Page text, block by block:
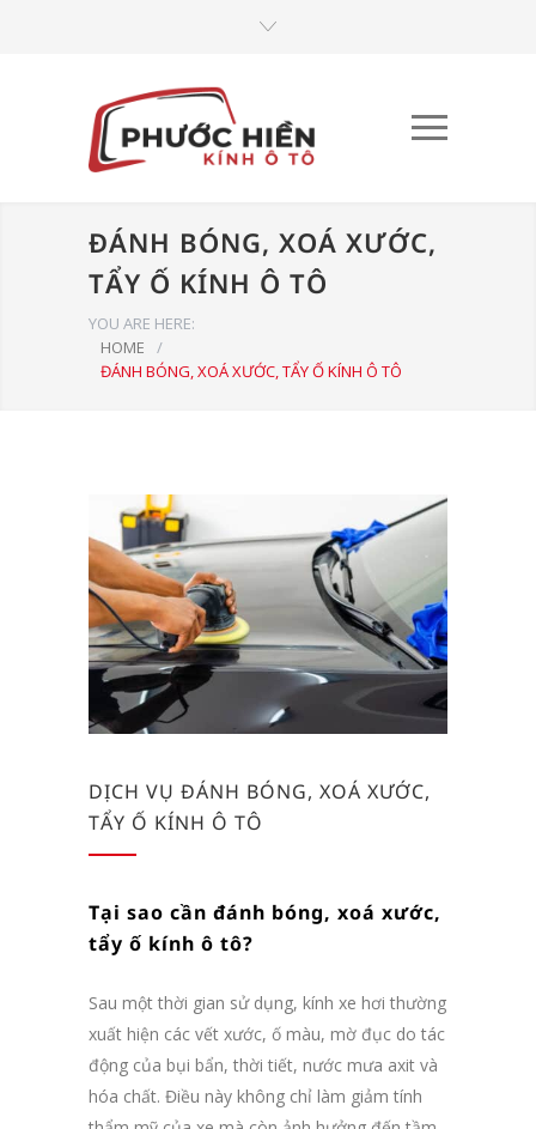
ĐÁNH BÓNG, XOÁ XƯỚC,
TẨY Ố KÍNH Ô TÔ
YOU ARE HERE:
HOME
/
ĐÁNH BÓNG, XOÁ XƯỚC, TẨY Ố KÍNH Ô TÔ
DỊCH VỤ ĐÁNH BÓNG, XOÁ XƯỚC,
TẨY Ố KÍNH Ô TÔ
Tại sao cần đánh bóng, xoá xước,
tẩy ố kính ô tô?
Sau một thời gian sử dụng, kính xe hơi thường
xuất hiện các vết xước, ố màu, mờ đục do tác
động của bụi bẩn, thời tiết, nước mưa axit và
hóa chất. Điều này không chỉ làm giảm tính